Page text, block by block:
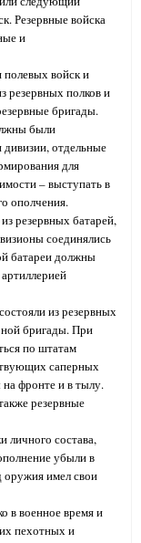
Резервные войска
и
полевых войск и
резервных полков и
бригады.
были
дивизии, отдельные
для
– выступать в
ополчения.
резервных батарей,
соединялись
батареи должны
из резервных
бригады. При
по штатам
саперных
на фронте и в тылу.
резервные
личного состава,
убыли в
имел свои
в военное время и
пехотных и